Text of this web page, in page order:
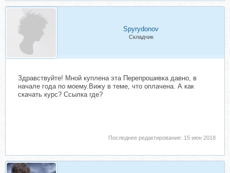
Spyrydonov
Складчик
Здравствуйте! Мной куплена эта Перепрошивка давно, в
начале года по моему.Вижу в теме, что оплачена. А как
скачать курс? Ссылка где?
Последнее редактирование: 15 июн 2018